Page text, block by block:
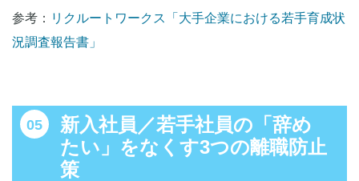
参考： リクルートワークス「大手企業における若手育成状
況調査報告書」
新入社員／若手社員の「辞め
たい」をなくす3つの離職防止
策